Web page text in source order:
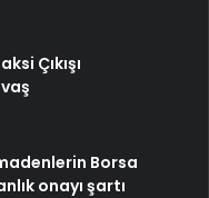
Çıkışı
Borsa
onayı şartı